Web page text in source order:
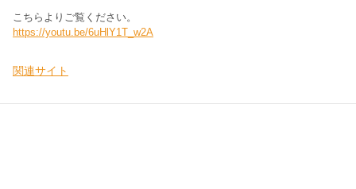
こちらよりご覧ください。
https://youtu.be/6uHlY1T_w2A
関連サイト